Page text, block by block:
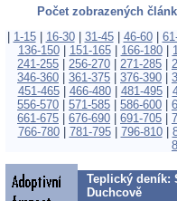
Počet zobrazených
1-15| 16-30| 31-45| 46-60|
136-150| 151-165| 166-180|
241-255
256-270 271-285
346-360
361-375 376-390
451-465| 466-480| 481-495|
556-570
571-585 586-600
661-675
676-690 691-705
766-780| 781-795| 796-810|
Teplický deník:
Duchcově